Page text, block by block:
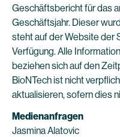
Geschäftsbericht für das
Geschäftsjahr. Dieser
steht auf der Website der
Verfügung. Alle
beziehen sich auf den
BioNTech ist nicht
aktualisieren, sofern dies
Medienanfragen
Jasmina Alatovic